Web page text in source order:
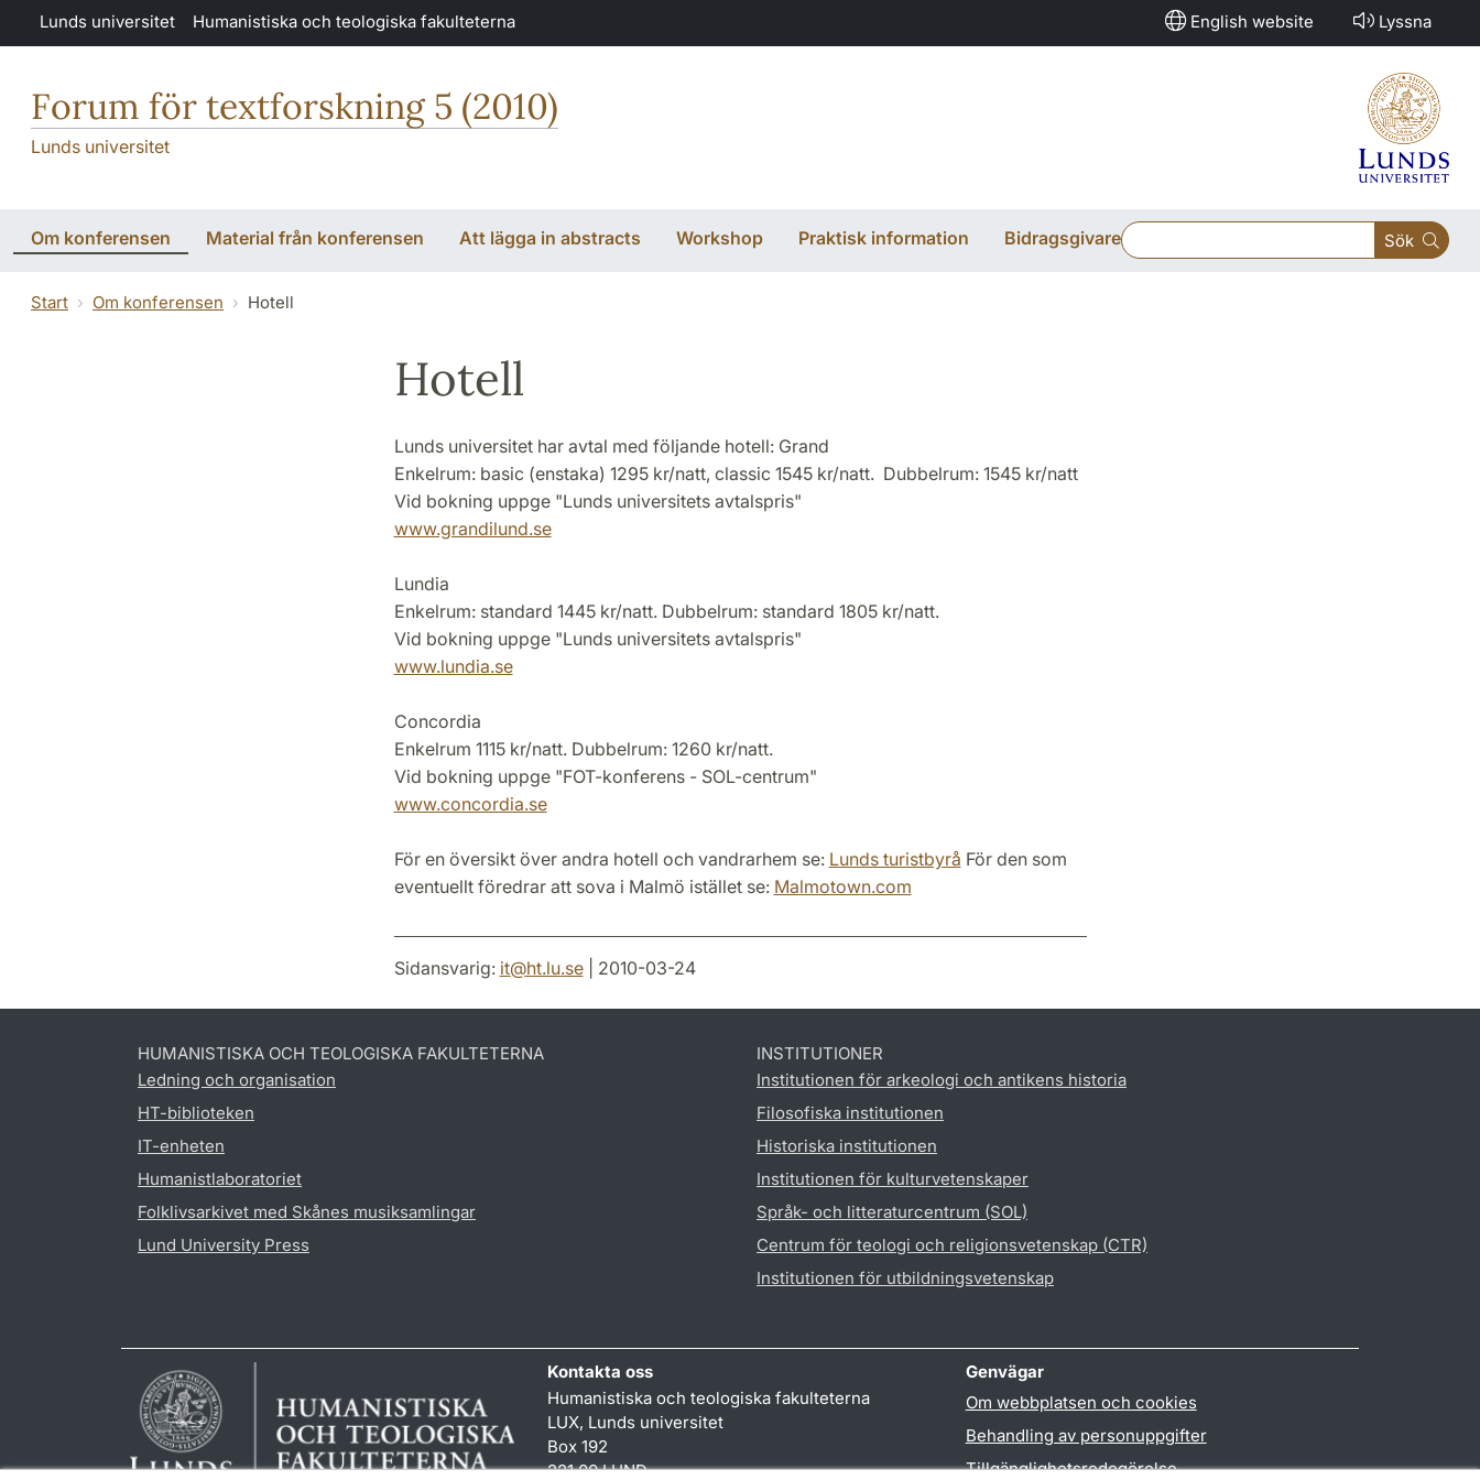
Hoppa till huvudinnehåll
Lunds universitet Humanistiska och teologiska fakulteterna English website Lyssna
Forum för textforskning 5 (2010)
Lunds universitet
Om konferensen Material från konferensen Att lägga in abstracts Workshop Praktisk information Bidragsgivare Sök
Start Om konferensen Hotell
Hotell
Lunds universitet har avtal med följande hotell: Grand
Enkelrum: basic (enstaka) 1295 kr/natt, classic 1545 kr/natt. Dubbelrum: 1545 kr/natt
Vid bokning uppge "Lunds universitets avtalspris"
www.grandilund.se
Lundia
Enkelrum: standard 1445 kr/natt. Dubbelrum: standard 1805 kr/natt.
Vid bokning uppge "Lunds universitets avtalspris"
www.lundia.se
Concordia
Enkelrum 1115 kr/natt. Dubbelrum: 1260 kr/natt.
Vid bokning uppge "FOT-konferens - SOL-centrum"
www.concordia.se
För en översikt över andra hotell och vandrarhem se: Lunds turistbyrå För den som
eventuellt föredrar att sova i Malmö istället se: Malmotown.com
Sidansvarig: it@ht.lu.se| 2010-03-24
HUMANISTISKA OCH TEOLOGISKA FAKULTETERNA
Ledning och organisation
HT-biblioteken
IT-enheten
Humanistlaboratoriet
Folklivsarkivet med Skånes musiksamlingar
Lund University Press
INSTITUTIONER
Institutionen för arkeologi och antikens historia
Filosofiska institutionen
Historiska institutionen
Institutionen för kulturvetenskaper
Språk- och litteraturcentrum (SOL)
Centrum för teologi och religionsvetenskap (CTR)
Institutionen för utbildningsvetenskap
Kontakta oss
Humanistiska och teologiska fakulteterna
LUX, Lunds universitet
Box 192
221 00 LUND
Genvägar
Om webbplatsen och cookies
Behandling av personuppgifter
Tillgänglighetsredogörelse